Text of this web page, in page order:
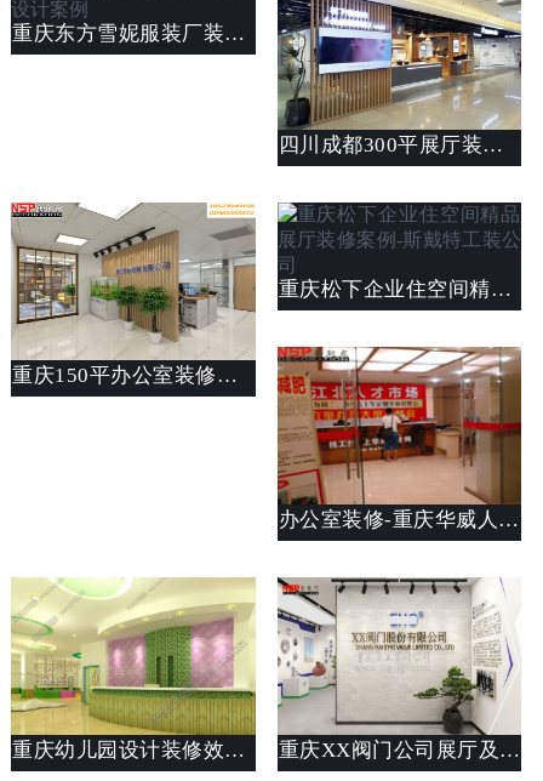
重庆东方雪妮服装厂装修设计案例
四川成都300平展厅装修案例_展厅装修图片_重庆斯戴特展厅装修设计公司
重庆150平办公室装修设计案例_办公空间设计说明_斯戴特公装公司
重庆松下企业住空间精品展厅装修案例-斯戴特工装公司
办公室装修-重庆华威人才招聘市场办公室装修
重庆幼儿园设计装修效果展示 重庆XX阀门公司展厅及办公室设计装修